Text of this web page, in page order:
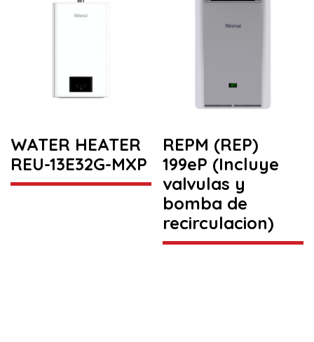
WATER HEATER
REU-13E32G-MXP
REPM (REP)
199eP (Incluye
valvulas y
bomba de
recirculacion)